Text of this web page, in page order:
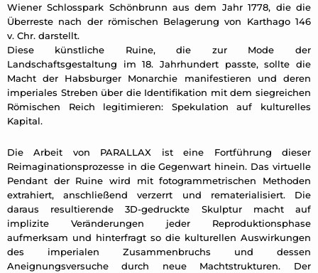
Wiener Schlosspark Schönbrunn aus dem Jahr 1778, die die
Überreste nach der römischen Belagerung von Karthago 146
v. Chr. darstellt.
Diese künstliche Ruine, die zur Mode der
Landschaftsgestaltung im 18. Jahrhundert passte, sollte die
Macht der Habsburger Monarchie manifestieren und deren
imperiales Streben über die Identifikation mit dem siegreichen
Römischen Reich legitimieren: Spekulation auf kulturelles
Kapital.
Die Arbeit von PARALLAX ist eine Fortführung dieser
Reimaginationsprozesse in die Gegenwart hinein. Das virtuelle
Pendant der Ruine wird mit fotogrammetrischen Methoden
extrahiert, anschließend verzerrt und rematerialisiert. Die
daraus resultierende 3D-gedruckte Skulptur macht auf
implizite Veränderungen jeder Reproduktionsphase
aufmerksam und hinterfragt so die kulturellen Auswirkungen
des imperialen Zusammenbruchs und dessen
Aneignungsversuche durch neue Machtstrukturen. Der